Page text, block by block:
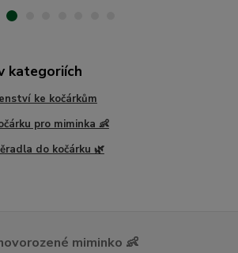
kategoriích
ke kočárkům
pro miminka 👶
do kočárku 🌿
miminko 👶